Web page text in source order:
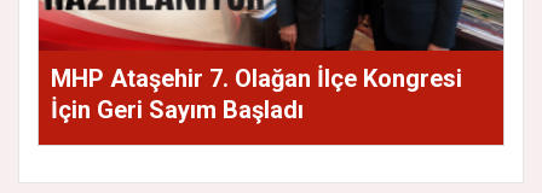
MHP Ataşehir 7. Olağan İlçe Kongresi
İçin Geri Sayım Başladı